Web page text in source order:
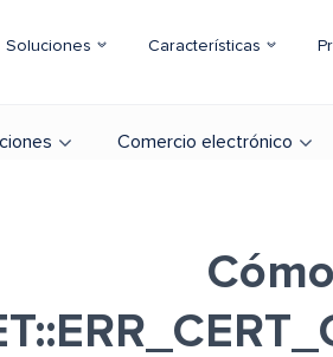
Soluciones Características
Comercio electrónico